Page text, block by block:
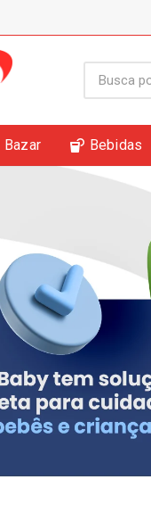
Bazar Bebidas